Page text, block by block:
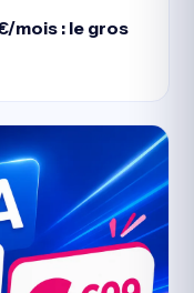
mois : le gros